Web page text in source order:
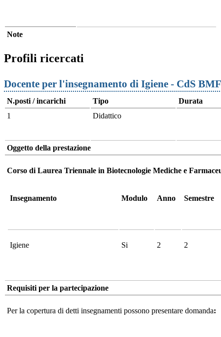
Note
Profili ricercati
Docente per l'insegnamento di Igiene - CdS
N.posti / incarichi Tipo
Durata
1
Didattico
Oggetto della prestazione
Corso di Laurea Triennale in Biotecnologie Mediche e
Insegnamento Modulo Anno Semestre
Igiene Si 2 2
Requisiti per la partecipazione
Per la copertura di detti insegnamenti possono presentare domanda: